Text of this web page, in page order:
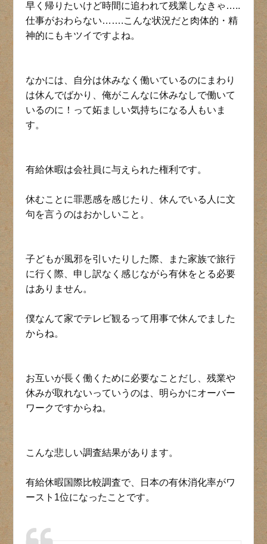
早く帰りたいけど時間に追われて残業しなきゃ…..
仕事がおわらない…….こんな状況だと肉体的・精
神的にもキツイですよね。
なかには、自分は休みなく働いているのにまわり
は休んでばかり、俺がこんなに休みなしで働いて
いるのに！って妬ましい気持ちになる人もいま
す。
有給休暇は会社員に与えられた権利です。
休むことに罪悪感を感じたり、休んでいる人に文
句を言うのはおかしいこと。
子どもが風邪を引いたりした際、また家族で旅行
に行く際、申し訳なく感じながら有休をとる必要
はありません。
僕なんて家でテレビ観るって用事で休んでました
からね。
お互いが長く働くために必要なことだし、残業や
休みが取れないっていうのは、明らかにオーバー
ワークですからね。
こんな悲しい調査結果があります。
有給休暇国際比較調査で、日本の有休消化率がワ
ースト1位になったことです。